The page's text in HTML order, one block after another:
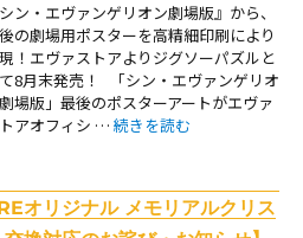
シン・エヴァンゲリオン劇場版』から、
の劇場用ポスターを高精細印刷により
！エヴァストアよりジグソーパズルと
8月末発売！ 「シン・エヴァンゲリオ
場版」最後のポスターアートがエヴァ
アオフィシ … “【新商品：エヴァストア
続きを読む
オリジナル メモリアルクリス